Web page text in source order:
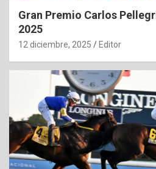
Gran Premio Carlos
2025
12 diciembre, 2025 Editor